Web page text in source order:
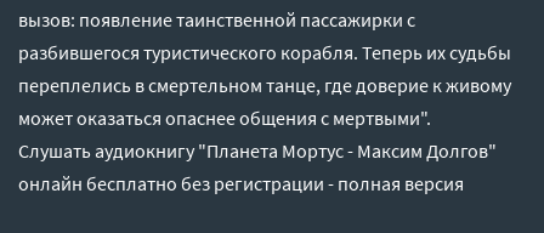
вызов: появление таинственной пассажирки с
разбившегося туристического корабля. Теперь их судьбы
переплелись в смертельном танце, где доверие к живому
может оказаться опаснее общения с мертвыми".
Слушать аудиокнигу "Планета Мортус - Максим Долгов"
онлайн бесплатно без регистрации - полная версия